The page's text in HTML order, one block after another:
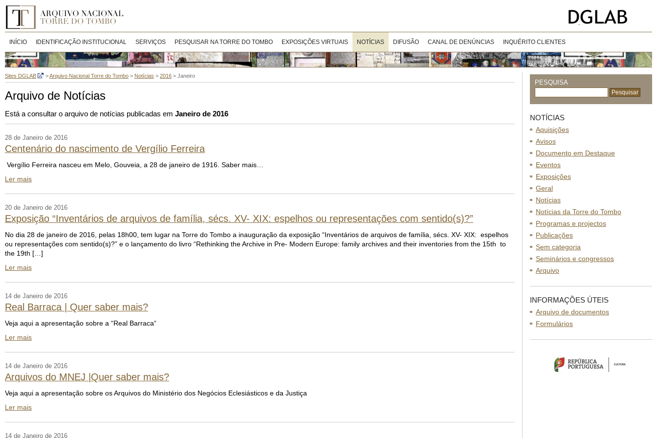
INÍCIO IDENTIFICAÇÃO INSTITUCIONAL SERVIÇOS PESQUISAR NA TORRE DO TOMBO EXPOSIÇÕES VIRTUAIS NOTÍCIAS DIFUSÃO CANAL DE DENÚNCIAS INQUÉRITO CLIENTES
Sites DGLAB >Arquivo Nacional Torre do Tombo > Notícias > 2016 > Janeiro
Arquivo de Notícias
Está a consultar o arquivo de notícias publicadas em Janeiro de 2016
28 de Janeiro de 2016
Centenário do nascimento de Vergílio Ferreira
Vergílio Ferreira nasceu em Melo, Gouveia, a 28 de janeiro de 1916. Saber mais…
Ler mais
20 de Janeiro de 2016
Exposição “Inventários de arquivos de família, sécs. XV- XIX: espelhos ou representações com sentido(s)?”
No dia 28 de janeiro de 2016, pelas 18h00, tem lugar na Torre do Tombo a inauguração da exposição “Inventários de arquivos de família, sécs. XV- XIX: espelhos
ou representações com sentido(s)?” e o lançamento do livro “Rethinking the Archive in Pre- Modern Europe: family archives and their inventories from the 15th to
the 19th […]
Ler mais
14 de Janeiro de 2016
Real Barraca | Quer saber mais?
Veja aqui a apresentação sobre a “Real Barraca“
Ler mais
14 de Janeiro de 2016
Arquivos do MNEJ |Quer saber mais?
Veja aqui a apresentação sobre os Arquivos do Ministério dos Negócios Eclesiásticos e da Justiça
Ler mais
14 de Janeiro de 2016
PESQUISA
NOTÍCIAS
Aquisições
Avisos
Documento em Destaque
Eventos
Exposições
Geral
Notícias
Notícias da Torre do Tombo
Programas e projectos
Publicações
Sem categoria
Seminários e congressos
Arquivo
INFORMAÇÕES ÚTEIS
Arquivo de documentos
Formulários